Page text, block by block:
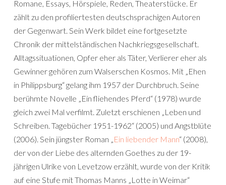
Romane, Essays, Hörspiele, Reden, Theaterstücke. Er
zählt zu den profiliertesten deutschsprachigen Autoren
der Gegenwart. Sein Werk bildet eine fortgesetzte
Chronik der mittelständischen Nachkriegsgesellschaft.
Alltagssituationen, Opfer eher als Täter, Verlierer eher als
Gewinner gehören zum Walserschen Kosmos. Mit „Ehen
in Philippsburg“ gelang ihm 1957 der Durchbruch. Seine
berühmte Novelle „Ein fliehendes Pferd“ (1978) wurde
gleich zwei Mal verfilmt. Zuletzt erschienen „Leben und
Schreiben. Tagebücher 1951-1962“ (2005) und Angstblüte
(2006). Sein jüngster Roman „Ein liebender Mann“ (2008),
der von der Liebe des alternden Goethes zu der 19-
jährigen Ulrike von Levetzow erzählt, wurde von der Kritik
auf eine Stufe mit Thomas Manns „Lotte in Weimar“